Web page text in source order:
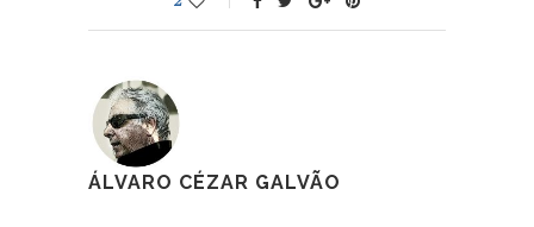
ÁLVARO CÉZAR GALVÃO